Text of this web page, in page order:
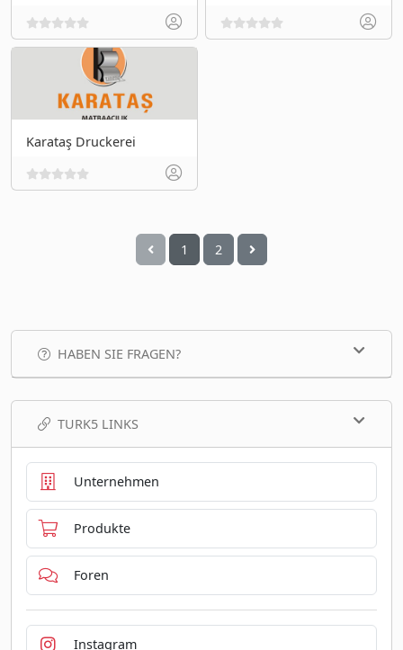
Karataş Druckerei
1 2
HABEN SIE FRAGEN?
TURK5 LINKS
Unternehmen
Produkte
Foren
Instagram